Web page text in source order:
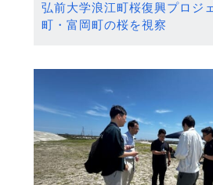
弘前大学浪江町桜復興プロ
町・富岡町の桜を視察